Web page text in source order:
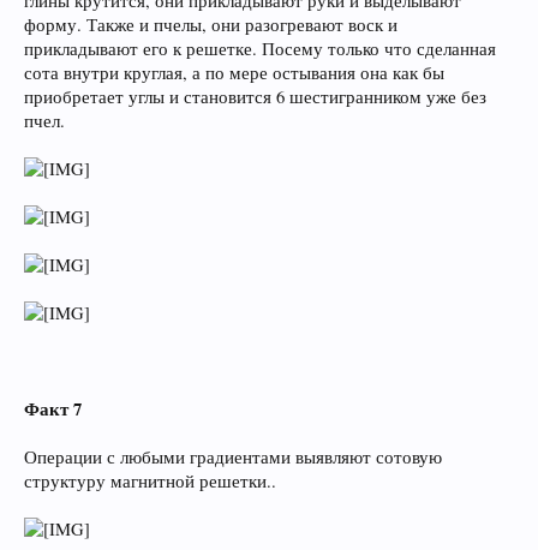
форму. Также и пчелы, они разогревают воск и
прикладывают его к решетке. Посему только что сделанная
сота внутри круглая, а по мере остывания она как бы
приобретает углы и становится 6 шестигранником уже без
пчел.
Факт 7
Операции с любыми градиентами выявляют сотовую
структуру магнитной решетки..